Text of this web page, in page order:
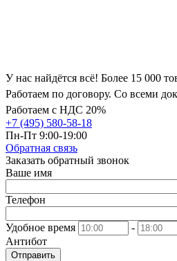
У нас найдётся всё! Более 15 000
Работаем по договору. Со всеми
Работаем с НДС 20%
+7 (495) 580-58-18
Пн-Пт 9:00-19:00
Обратная связь
Заказать обратный звонок
Ваше имя
Телефон
Удобное время
-
Антибот
Отправить